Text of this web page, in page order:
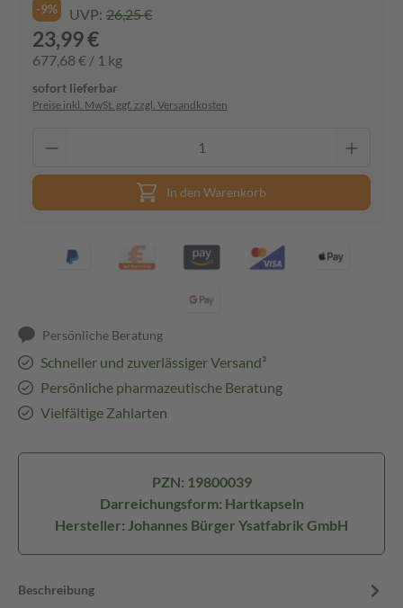
-9% UVP: 26,25 €
23,99 €
677,68 € / 1 kg
sofort lieferbar
Preise inkl. MwSt. ggf. zzgl. Versandkosten
In den Warenkorb
Persönliche Beratung
Schneller und zuverlässiger Versand³
Persönliche pharmazeutische Beratung
Vielfältige Zahlarten
PZN: 19800039
Darreichungsform: Hartkapseln
Hersteller: Johannes Bürger Ysatfabrik GmbH
Beschreibung